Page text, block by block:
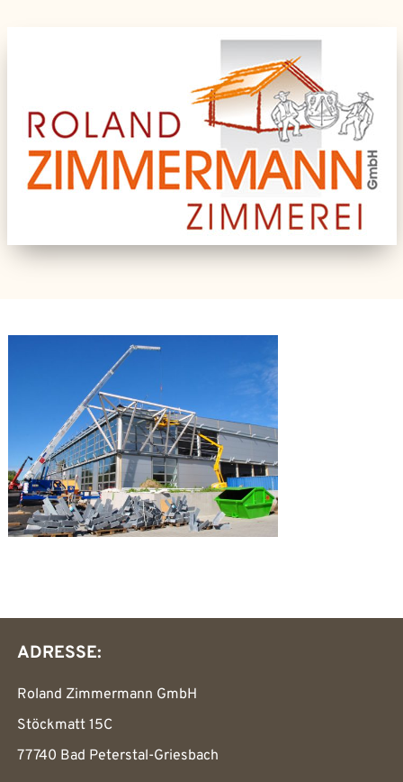
ADRESSE:
Roland Zimmermann GmbH
Stöckmatt 15C
77740 Bad Peterstal-Griesbach